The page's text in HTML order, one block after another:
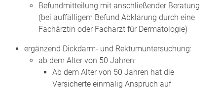
Befundmitteilung mit anschließender Beratung
(bei auffälligem Befund Abklärung durch eine
Fachärztin oder Facharzt für Dermatologie)
ergänzend Dickdarm- und Rektumuntersuchung:
ab dem Alter von 50 Jahren:
Ab dem Alter von 50 Jahren hat die
Versicherte einmalig Anspruch auf